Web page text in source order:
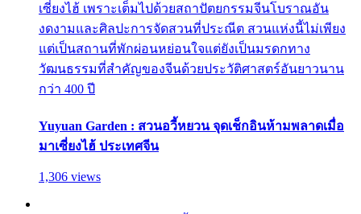
เซี่ยงไฮ้ เพราะเต็มไปด้วยสถาปัตยกรรมจีนโบราณอัน
งดงามและศิลปะการจัดสวนที่ประณีต สวนแห่งนี้ไม่เพียง
แต่เป็นสถานที่พักผ่อนหย่อนใจแต่ยังเป็นมรดกทาง
วัฒนธรรมที่สำคัญของจีนด้วยประวัติศาสตร์อันยาวนาน
กว่า 400 ปี
Yuyuan Garden : สวนอวี้หยวน จุดเช็กอินห้ามพลาดเมื่อ
มาเซี่ยงไฮ้ ประเทศจีน
1,306 views